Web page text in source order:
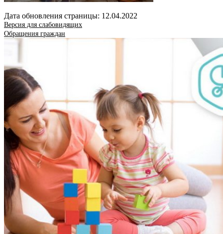
Дата обновления страницы: 12.04.2022
Версия для слабовидящих
Обращения граждан